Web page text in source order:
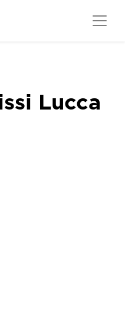
Lucca